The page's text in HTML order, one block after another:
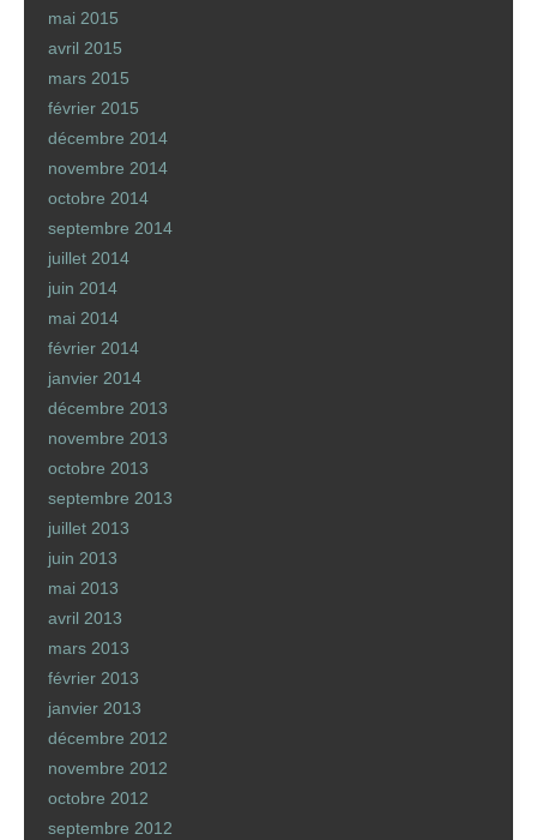
mai 2015
avril 2015
mars 2015
février 2015
décembre 2014
novembre 2014
octobre 2014
septembre 2014
juillet 2014
juin 2014
mai 2014
février 2014
janvier 2014
décembre 2013
novembre 2013
octobre 2013
septembre 2013
juillet 2013
juin 2013
mai 2013
avril 2013
mars 2013
février 2013
janvier 2013
décembre 2012
novembre 2012
octobre 2012
septembre 2012